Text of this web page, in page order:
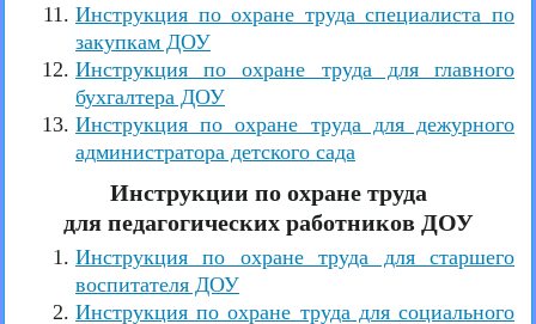
Инструкция по охране труда специалиста по
закупкам ДОУ
Инструкция по охране труда для главного
бухгалтера ДОУ
Инструкция по охране труда для дежурного
администратора детского сада
Инструкции по охране труда
для педагогических работников ДОУ
Инструкция по охране труда для старшего
воспитателя ДОУ
Инструкция по охране труда для социального